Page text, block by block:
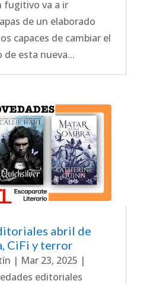
fugitivo va a ir
de un elaborado
capaces de cambiar el
esta nueva...
abril de
CiFi y terror
| Mar 23, 2025 |
editoriales